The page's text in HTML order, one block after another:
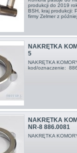
produkcji do 2019
BSH, kraj produkcji:
firmy Zelmer z
NAKRĘTKA
5
NAKRĘTKA
kod/oznaczenie:
NAKRĘTKA
NR-8 886.0081
NAKRĘTKA